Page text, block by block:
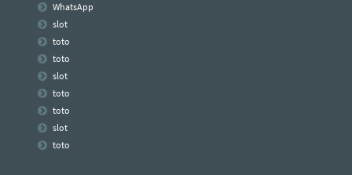
WhatsApp
slot
toto
toto
slot
toto
toto
slot
toto